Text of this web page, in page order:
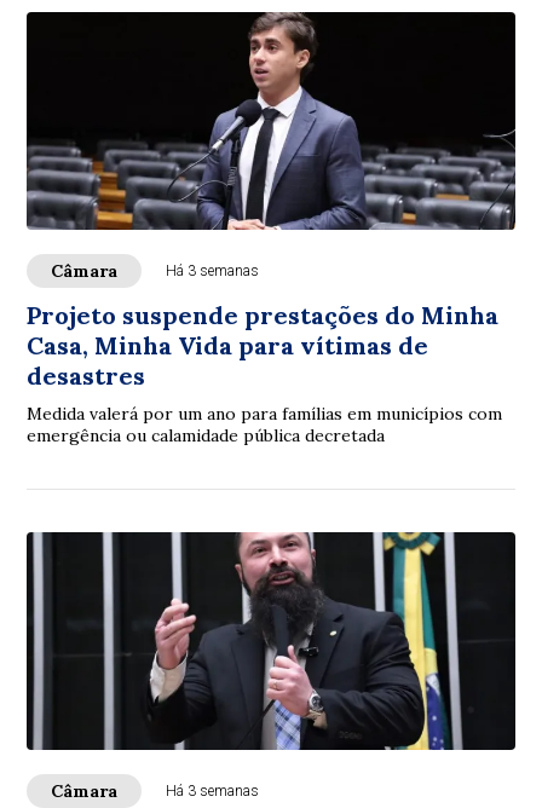
Câmara Há 3 semanas
Projeto suspende prestações do Minha
Casa, Minha Vida para vítimas de
desastres
Medida valerá por um ano para famílias em municípios com
emergência ou calamidade pública decretada
Câmara Há 3 semanas